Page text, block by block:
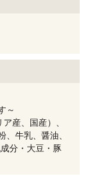
～
産、国産）、
、牛乳、醤油、
分・大豆・豚